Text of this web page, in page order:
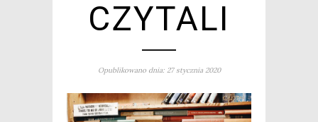
CZYTALI
Opublikowano dnia: 27 stycznia 2020